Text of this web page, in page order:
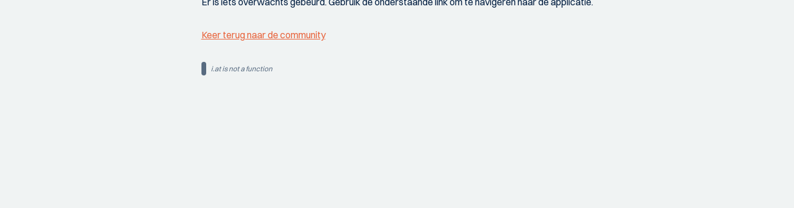
Keer terug naar de community
i.at is not a function